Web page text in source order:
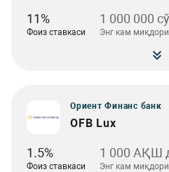
11%
Фоиз ставкаси
1 000 000
Энг кам миқдори
Ориент Финанс банк
OFB Lux
1.5%
Фоиз ставкаси
1 000 АҚШ
Энг кам миқдори